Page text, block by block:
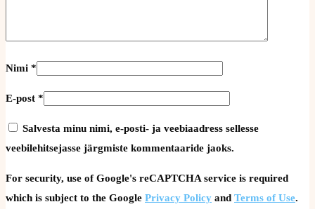
Nimi *
E-post *
Salvesta minu nimi, e-posti- ja veebiaadress sellesse
veebilehitsejasse järgmiste kommentaaride jaoks.
For security, use of Google's reCAPTCHA service is required
which is subject to the Google Privacy Policy and Terms of Use.